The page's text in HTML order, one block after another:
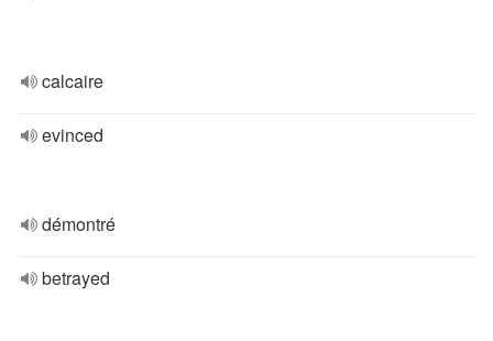
calcaire
evinced
démontré
betrayed